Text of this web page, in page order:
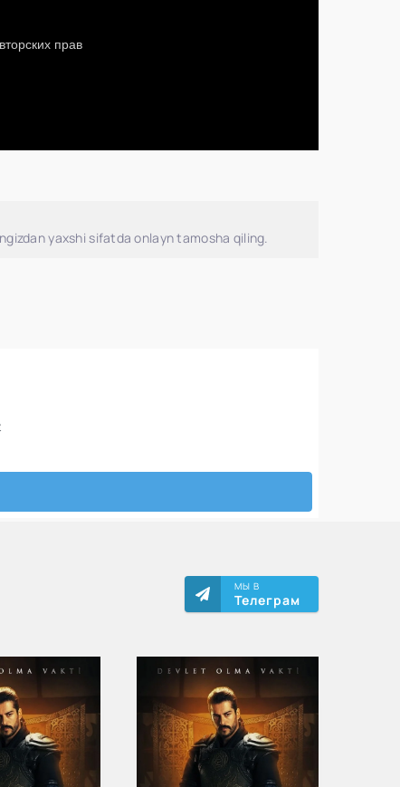
yaxshi sifatda onlayn tamosha qiling.
МЫ В
Телеграм